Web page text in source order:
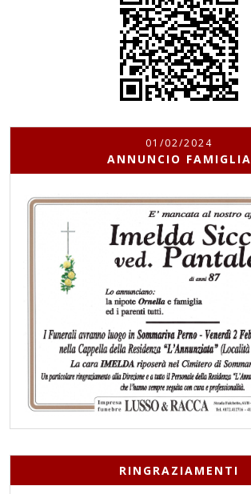
01/02/2024
ANNUNCIO FAMIGLIA
RINGRAZIAMENTI